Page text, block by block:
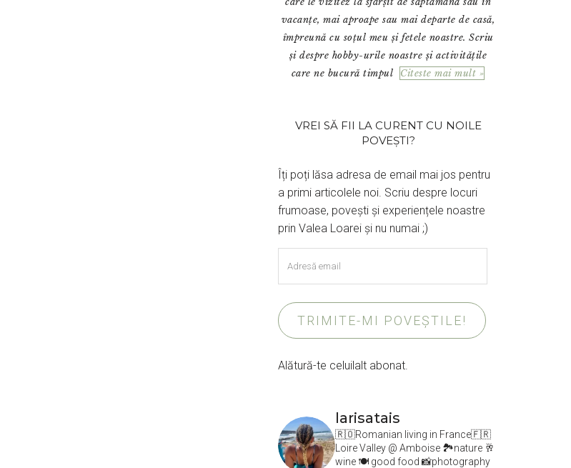
vacanțe, mai aproape sau mai departe de casă,
împreună cu soțul meu și fetele noastre. Scriu
și despre hobby-urile noastre și activitățile
care ne bucură timpul Citeste mai mult »
VREI SĂ FII LA CURENT CU NOILE
POVEȘTI?
Îți poți lăsa adresa de email mai jos pentru
a primi articolele noi. Scriu despre locuri
frumoase, povești și experiențele noastre
prin Valea Loarei și nu numai ;)
email
TRIMITE-MI POVEȘTILE!
Alătură-te celuilalt abonat.
larisatais
🇷🇴Romanian living in France🇫🇷
Loire Valley @ Amboise 🏞️nature 🥂
wine 🍽 good food 📸photography